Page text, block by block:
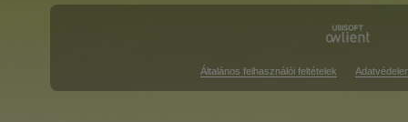
Általános felhasználói feltételek